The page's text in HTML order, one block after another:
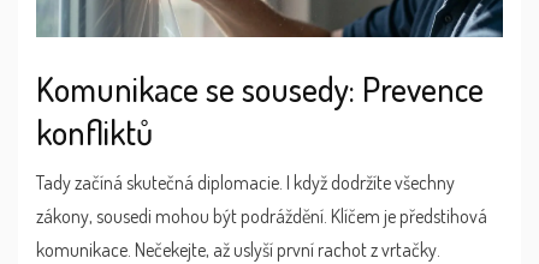
Komunikace se sousedy: Prevence
konfliktů
Tady začíná skutečná diplomacie. I když dodržíte všechny
zákony, sousedi mohou být podráždění. Klíčem je předstihová
komunikace. Nečekejte, až uslyší první rachot z vrtačky.